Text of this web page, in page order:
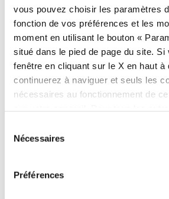
vous pouvez choisir les paramètres
fonction de vos préférences et les
moment en utilisant le bouton «
situé dans le pied de page du site.
fenêtre en cliquant sur le X en haut à
continuerez à naviguer et seuls les
nécessaires au fonctionnement de
Nécessaires
Préférences
Via Baggio Poggione,
Italia
Planifier
hotel Où dormir ? (en anglais)
local_library